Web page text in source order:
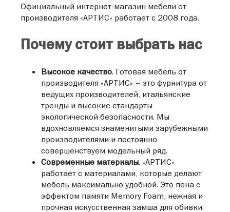
141100, Пролетарский проспект, 22
+7 (499) 968-48-09
ТРЦ Эльград
144006, проспект Ленина, д.010
ул. Малая Пролетарская, д. 58
+7 485 238-89-63
ТЦ Парк 11
127422, ул. Тимирязевская, 2/3
+7 (499) 995-00-57
ТЦ Мебель-Сити
127253, Дмитровское шоссе., дом 118, корпус 1
+7 (499) 968-42-32
МЦ МебельГрад
Официальный интернет-магазин мебели от
производителя «АРТИС» работает с 2008 года.
Почему стоит выбрать нас
Высокое качество. Готовая мебель от
производителя «АРТИС» – это фурнитура от
ведущих производителей, итальянские
тренды и высокие стандарты
экологической безопасности. Мы
вдохновляемся знаменитыми зарубежными
производителями и постоянно
совершенствуем модельный ряд.
Современные материалы. «АРТИС»
работает с материалами, которые делают
мебель максимально удобной. Это пена с
эффектом памяти Memory Foam, нежная и
прочная искусственная замша для обивки